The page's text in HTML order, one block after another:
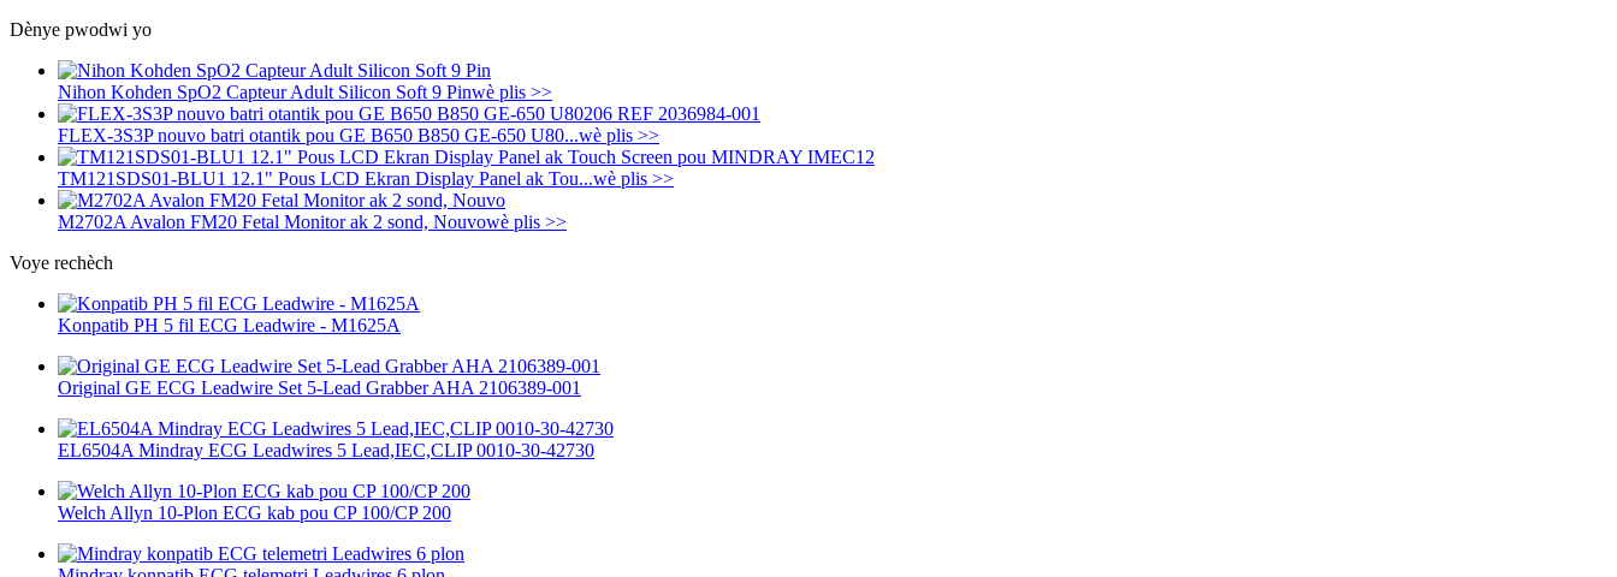
Dènye pwodwi yo
Nihon Kohden SpO2 Capteur Adult Silicon Soft 9 Pinwè plis >>
FLEX-3S3P nouvo batri otantik pou GE B650 B850 GE-650 U80...wè plis >>
TM121SDS01-BLU1 12.1" Pous LCD Ekran Display Panel ak Tou...wè plis >>
M2702A Avalon FM20 Fetal Monitor ak 2 sond, Nouvowè plis >>
Voye rechèch
Konpatib PH 5 fil ECG Leadwire - M1625A
Original GE ECG Leadwire Set 5-Lead Grabber AHA 2106389-001
EL6504A Mindray ECG Leadwires 5 Lead,IEC,CLIP 0010-30-42730
Welch Allyn 10-Plon ECG kab pou CP 100/CP 200